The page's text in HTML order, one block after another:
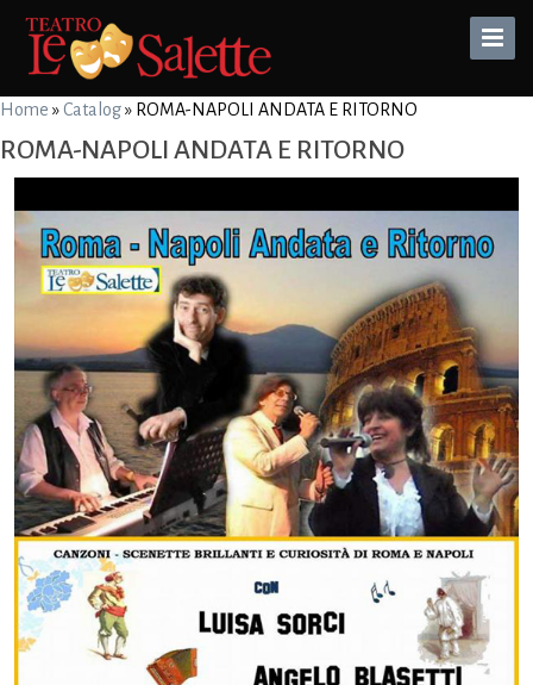
Toggle
Home »Catalog» ROMA-NAPOLI ANDATA E RITORNO
ROMA-NAPOLI ANDATA E RITORNO